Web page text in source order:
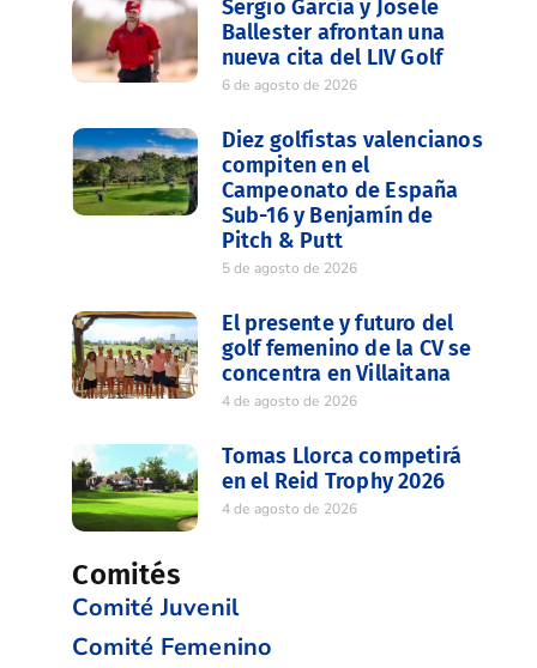
Sergio García y Josele
Ballester afrontan una
nueva cita del LIV Golf
6 de agosto de 2026
Diez golfistas valencianos
compiten en el
Campeonato de España
Sub-16 y Benjamín de
Pitch & Putt
5 de agosto de 2026
El presente y futuro del
golf femenino de la CV se
concentra en Villaitana
4 de agosto de 2026
Tomas Llorca competirá
en el Reid Trophy 2026
4 de agosto de 2026
Comités
Comité Juvenil
Comité Femenino